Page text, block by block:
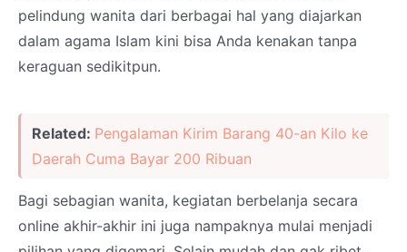
pelindung wanita dari berbagai hal yang diajarkan
dalam agama Islam kini bisa Anda kenakan tanpa
keraguan sedikitpun.
Related: Pengalaman Kirim Barang 40-an Kilo ke
Daerah Cuma Bayar 200 Ribuan
Bagi sebagian wanita, kegiatan berbelanja secara
online akhir-akhir ini juga nampaknya mulai menjadi